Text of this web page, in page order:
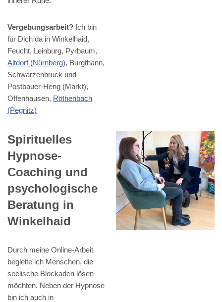
Vergebungsarbeit? Ich bin
für Dich da in Winkelhaid,
Feucht, Leinburg, Pyrbaum,
Altdorf (Nürnberg), Burgthann,
Schwarzenbruck und
Postbauer-Heng (Markt),
Offenhausen, Röthenbach
(Pegnitz)
Spirituelles
Hypnose-
Coaching und
psychologische
Beratung in
Winkelhaid
Durch meine Online-Arbeit
begleite ich Menschen, die
seelische Blockaden lösen
möchten. Neben der Hypnose
bin ich auch in